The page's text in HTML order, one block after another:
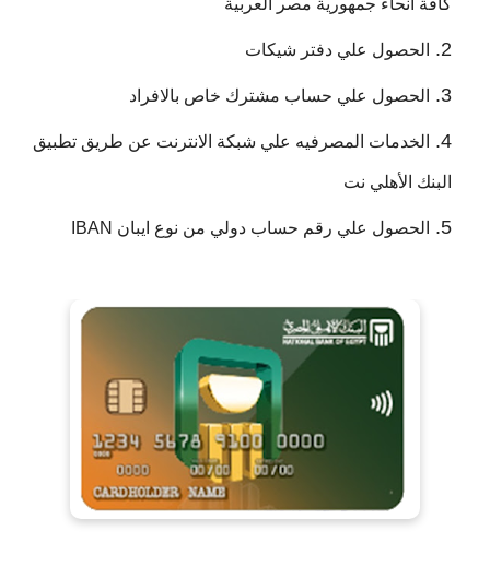
كافة انحاء جمهورية مصر العربية
الحصول علي دفتر شيكات
الحصول علي حساب مشترك خاص بالافراد
الخدمات المصرفيه علي شبكة الانترنت عن طريق تطبيق
البنك الأهلي نت
الحصول علي رقم حساب دولي من نوع ايبان IBAN